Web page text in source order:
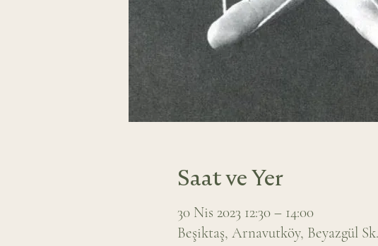
Saat ve Yer
30 Nis 2023 12:30 – 14:00
Beşiktaş, Arnavutköy, Beyazgül